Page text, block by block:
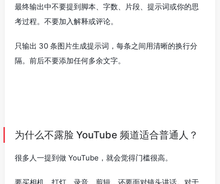
最终输出中不要提到脚本、字数、片段、提示词或你的思
考过程。不要加入解释或评论。
只输出 30 条图片生成提示词，每条之间用清晰的换行分
隔。前后不要添加任何多余文字。
为什么不露脸 YouTube 频道适合普通人？
很多人一提到做 YouTube，就会觉得门槛很高。